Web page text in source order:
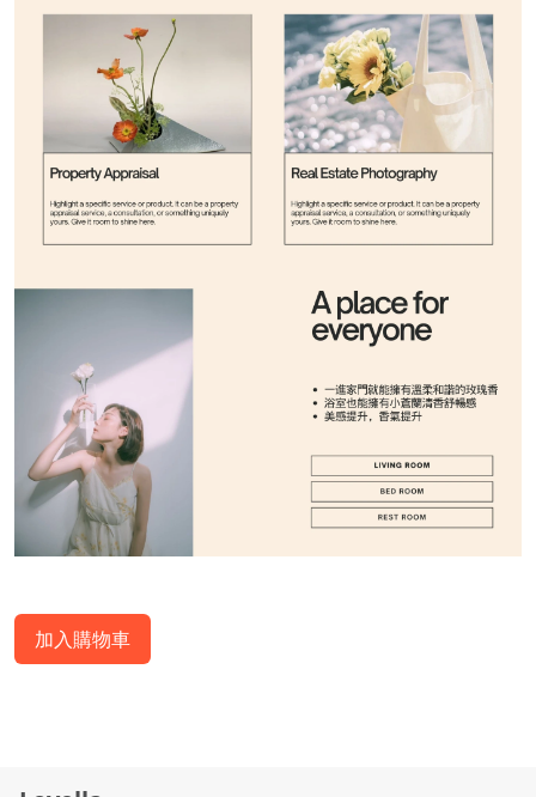
加入購物車